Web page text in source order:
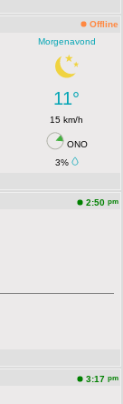
Offline
Morgenavond
11°
15 km/h
ONO
3%
2:50 pm
3:17 pm